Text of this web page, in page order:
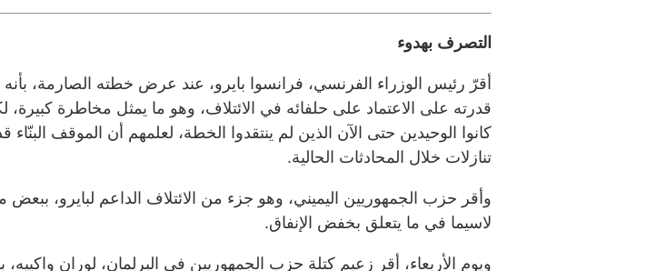
التصرف بهدوء
أقرّ رئيس الوزراء الفرنسي، فرانسوا بايرو، عند عرض خطته الصارمة،
قدرته على الاعتماد على حلفائه في الائتلاف، وهو ما يمثل مخاطرة كبيرة،
كانوا الوحيدين حتى الآن الذين لم ينتقدوا الخطة، لعلمهم أن الموقف البنّاء
تنازلات خلال المحادثات الحالية.
وأقر حزب الجمهوريين اليميني، وهو جزء من الائتلاف الداعم لبايرو، ببعض
لاسيما في ما يتعلق بخفض الإنفاق.
ويوم الأربعاء، أقر زعيم كتلة حزب الجمهوريين في البرلمان، لوران واكييه،